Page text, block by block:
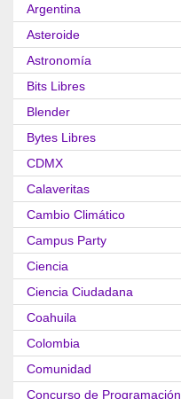
Argentina
Asteroide
Astronomía
Bits Libres
Blender
Bytes Libres
CDMX
Calaveritas
Cambio Climático
Campus Party
Ciencia
Ciencia Ciudadana
Coahuila
Colombia
Comunidad
Concurso de Programación